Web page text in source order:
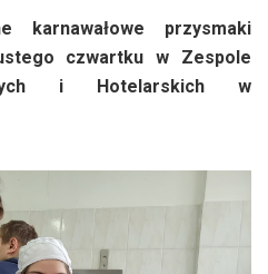
przysmaki
czwartku w Zespole
i Hotelarskich w